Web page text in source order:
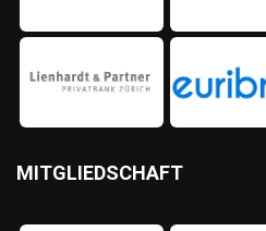
MITGLIEDSCHAFT